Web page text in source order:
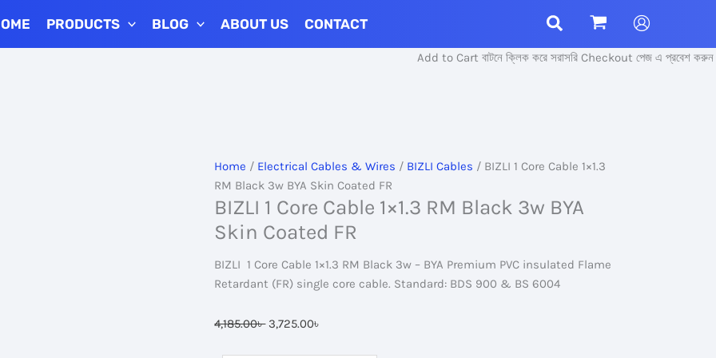
PRODUCTS BLOG ABOUT US CONTACT
Add to Cart বাটনে ক্লিক করে সরাসরি Checkout পেজ এ প্রবেশ করুন।
Home / Electrical Cables & Wires / BIZLI Cables / BIZLI 1 Core Cable 1×1.3
RM Black 3w BYA Skin Coated FR
BIZLI 1 Core Cable 1×1.3 RM Black 3w BYA
Skin Coated FR
BIZLI 1 Core Cable 1×1.3 RM Black 3w – BYA Premium PVC insulated Flame
Retardant (FR) single core cable. Standard: BDS 900 & BS 6004
4,185.00৳Original
3,725.00৳